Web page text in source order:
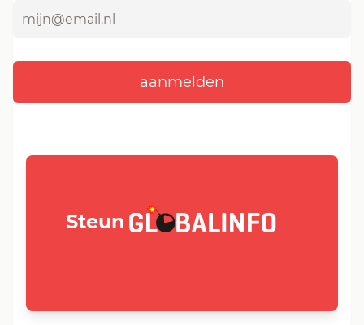
Steun GLOBALINFO.nl